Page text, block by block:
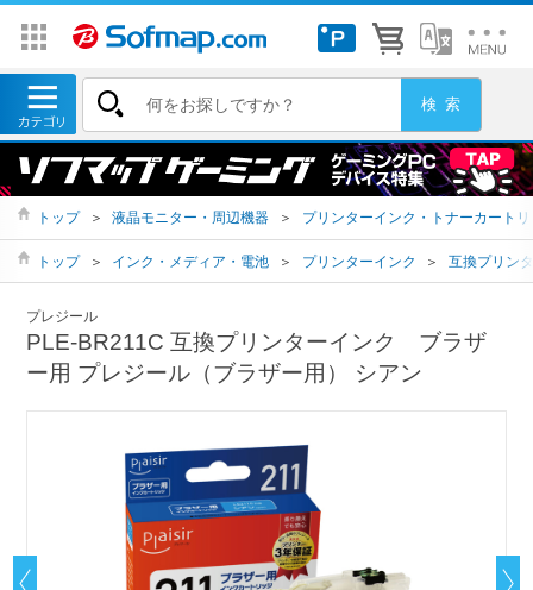
トップ ＞ 液晶モニター・周辺機器 ＞ プリンターインク・トナーカートリ
トップ ＞ インク・メディア・電池 ＞ プリンターインク ＞ 互換プリン
プレジール
PLE-BR211C 互換プリンターインク ブラザ
ー用 プレジール（ブラザー用） シアン